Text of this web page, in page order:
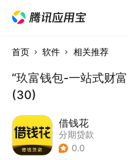
首页 软件 相关推荐
“玖富钱包-一站式财
(30)
借钱花
分期贷款
0.0